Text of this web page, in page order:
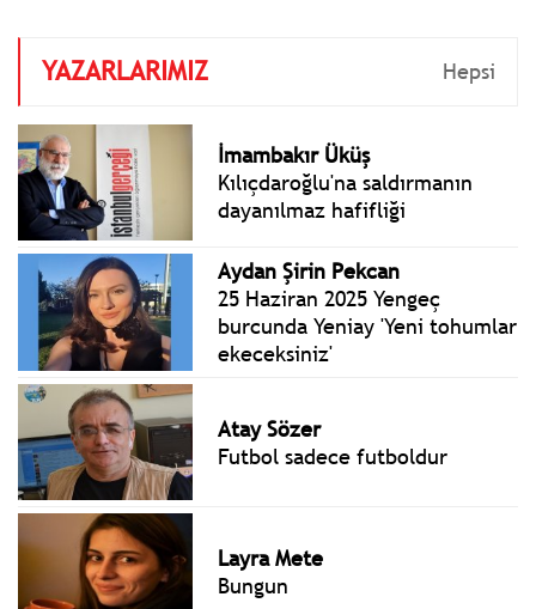
YAZARLARIMIZ Hepsi
İmambakır Üküş
Kılıçdaroğlu'na saldırmanın
dayanılmaz hafifliği
Aydan Şirin Pekcan
25 Haziran 2025 Yengeç
burcunda Yeniay 'Yeni tohumlar
ekeceksiniz'
Atay Sözer
Futbol sadece futboldur
Layra Mete
Bungun